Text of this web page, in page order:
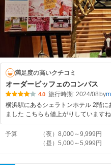
満足度の高いクチコミ
オーダービッフェのコンパス
4.0 旅行時期: 2024/08 by
横浜駅にあるシェラトンホテル 2階
ました こちらも値上がりしています
予算
（夜）8,000～9,999円
（昼）5,000～5,999円